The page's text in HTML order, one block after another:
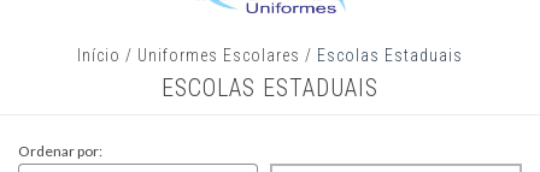
Início / Uniformes Escolares / Escolas Estaduais
ESCOLAS ESTADUAIS
Ordenar por: